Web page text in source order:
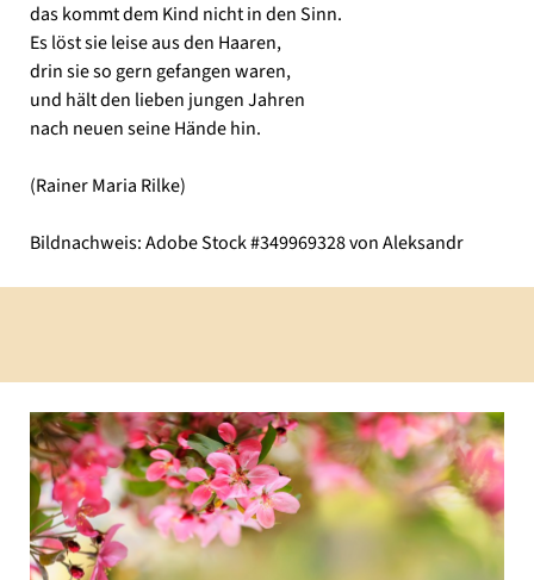
das kommt dem Kind nicht in den Sinn.
Es löst sie leise aus den Haaren,
drin sie so gern gefangen waren,
und hält den lieben jungen Jahren
nach neuen seine Hände hin.
(Rainer Maria Rilke)
Bildnachweis: Adobe Stock #349969328 von Aleksandr